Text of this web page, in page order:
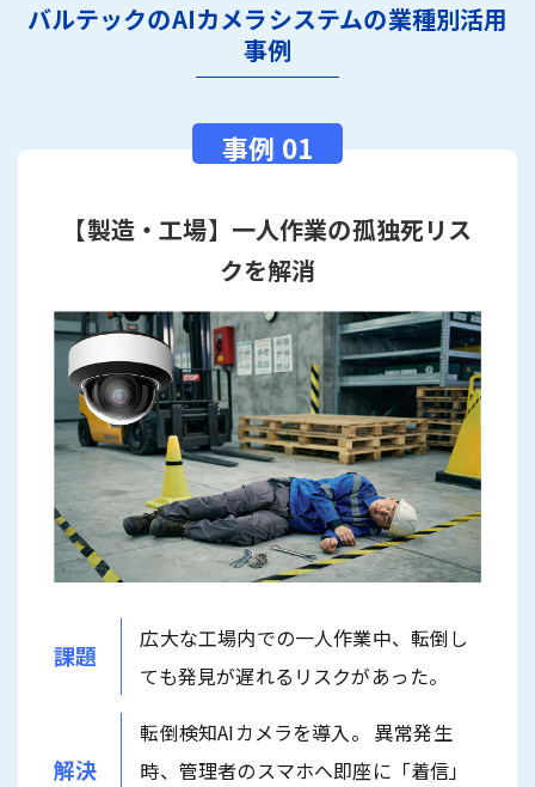
バルテックのAIカメラシステムの業種別活用
事例
【製造・工場】一人作業の孤独死リス
クを解消
課題
広大な工場内での一人作業中、転倒し
ても発見が遅れるリスクがあった。
解決
転倒検知AIカメラを導入。 異常発生
時、管理者のスマホへ即座に「着信」